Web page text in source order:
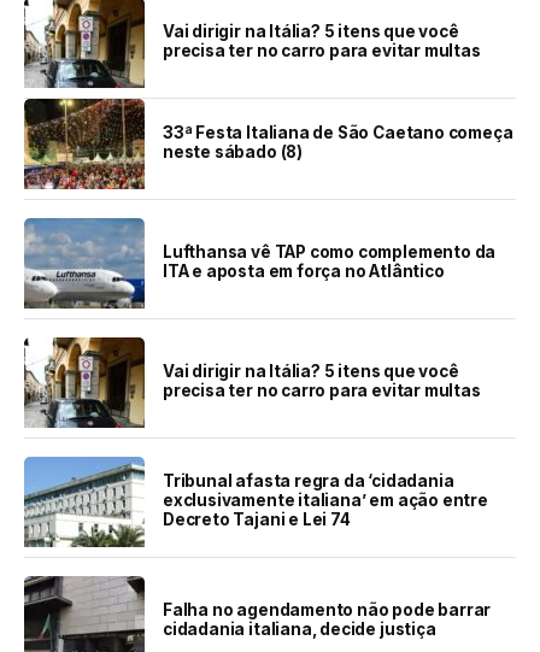
Vai dirigir na Itália? 5 itens que você
precisa ter no carro para evitar multas
33ª Festa Italiana de São Caetano começa
neste sábado (8)
Lufthansa vê TAP como complemento da
ITA e aposta em força no Atlântico
Vai dirigir na Itália? 5 itens que você
precisa ter no carro para evitar multas
Tribunal afasta regra da ‘cidadania
exclusivamente italiana’ em ação entre
Decreto Tajani e Lei 74
Falha no agendamento não pode barrar
cidadania italiana, decide justiça